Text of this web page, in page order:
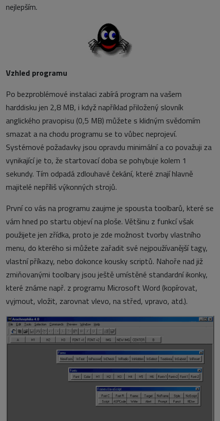
nejlepším.
Vzhled programu
Po bezproblémové instalaci zabírá program na vašem
harddisku jen 2,8 MB, i když například přiložený slovník
anglického pravopisu (0,5 MB) můžete s klidným svědomím
smazat a na chodu programu se to vůbec neprojeví.
Systémové požadavky jsou opravdu minimální a co považuji za
vynikající je to, že startovací doba se pohybuje kolem 1
sekundy. Tím odpadá zdlouhavé čekání, které znají hlavně
majitelé nepříliš výkonných strojů.
První co vás na programu zaujme je spousta toolbarů, které se
vám hned po startu objeví na ploše. Většinu z funkcí však
použijete jen zřídka, proto je zde možnost tvorby vlastního
menu, do kterého si můžete zařadit své nejpoužívanější tagy,
vlastní příkazy, nebo dokonce kousky scriptů. Nahoře nad již
zmiňovanými toolbary jsou ještě umístěné standardní ikonky,
které známe např. z programu Microsoft Word (kopírovat,
vyjmout, vložit, zarovnat vlevo, na střed, vpravo, atd.).